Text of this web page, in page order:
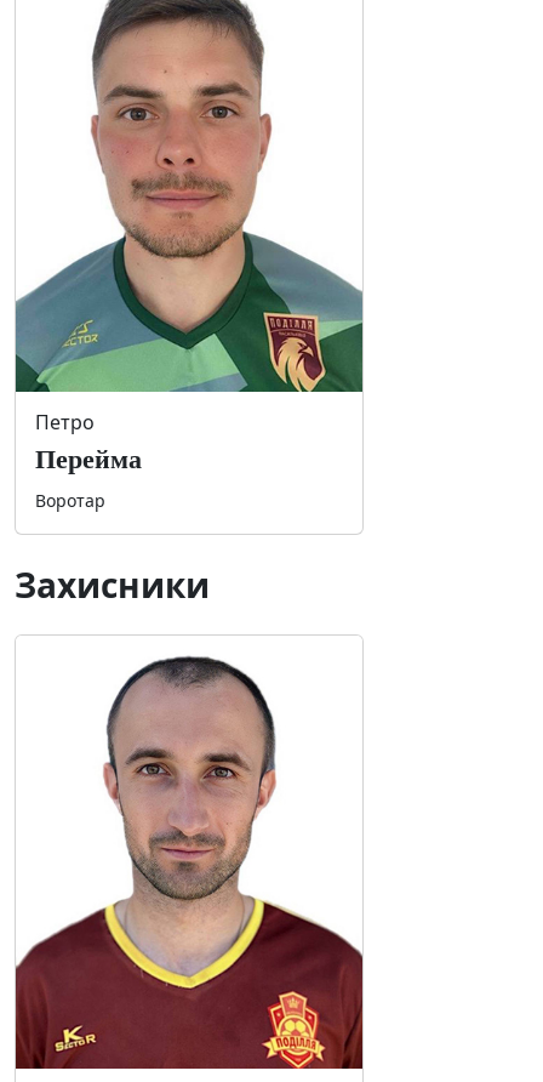
Петро
Перейма
Воротар
Захисники